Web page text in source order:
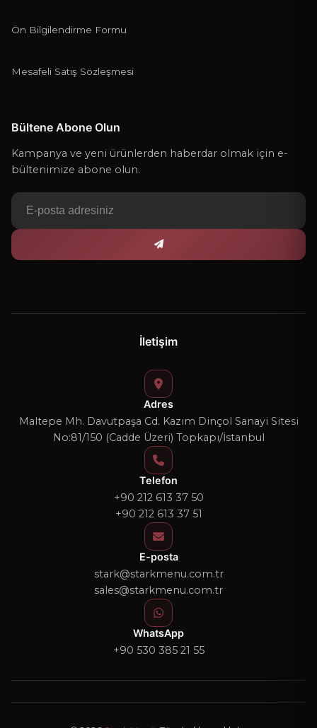
Ön Bilgilendirme Formu
Mesafeli Satış Sözleşmesi
Bültene Abone Olun
Kampanya ve yeni ürünlerden haberdar olmak için e-
bültenimize abone olun.
İletişim
Adres
Maltepe Mh. Davutpaşa Cd. Kazım Dinçol Sanayi Sitesi
No:81/150 (Cadde Üzeri) Topkapı/İstanbul
Telefon
+90 212 613 37 50
+90 212 613 37 51
E-posta
stark@starkmenu.com.tr
sales@starkmenu.com.tr
WhatsApp
+90 530 385 21 55